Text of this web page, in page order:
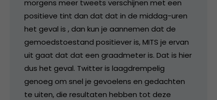
morgens meer tweets verschijnen met een
positieve tint dan dat dat in de middag-uren
het geval is , dan kun je aannemen dat de
gemoedstoestand positiever is, MITS je ervan
uit gaat dat dat een graadmeter is. Dat is hier
dus het geval. Twitter is laagdrempelig
genoeg om snel je gevoelens en gedachten
te uiten, die resultaten hebben tot deze